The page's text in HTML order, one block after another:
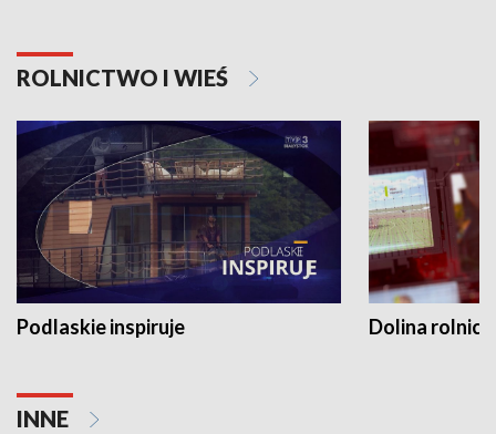
ROLNICTWO I WIEŚ
Podlaskie inspiruje Dolina
INNE